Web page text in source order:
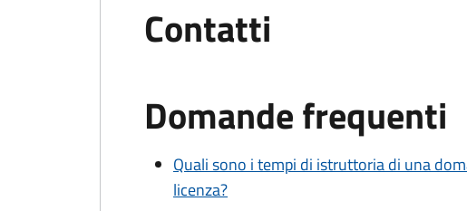
Contatti
Domande frequenti
Quali sono i tempi di istruttoria di una
licenza?